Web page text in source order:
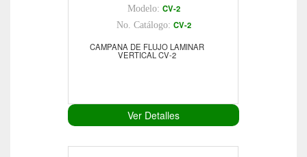
Modelo: CV-2
No. Catálogo: CV-2
CAMPANA DE FLUJO LAMINAR
VERTICAL CV-2
Ver Detalles